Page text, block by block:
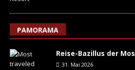
PAMORAMA
Reise-Bazillus der
31. Mai 2026